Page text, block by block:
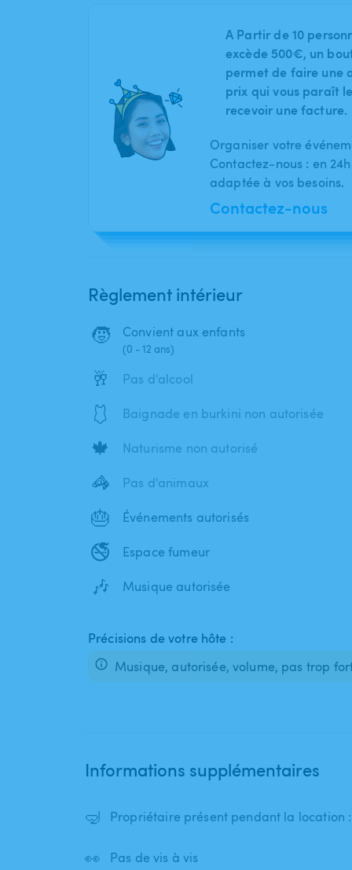
A Partir de 10
excède 500€, un
permet de faire une
prix qui vous paraît
recevoir une facture.
Organiser votre
Contactez-nous : en
adaptée à vos besoins.
Contactez-nous
Règlement intérieur
🧒 Convient aux enfants
(0 - 12 ans)
🥂 Pas d'alcool
🩱 Baignade en burkini non autorisée
🍁 Naturisme non autorisé
🦓 Pas d'animaux
🎂 Événements autorisés
🚭 Espace fumeur
🎶 Musique autorisée
Précisions de votre hôte :
Musique, autorisée, volume, pas trop
Informations supplémentaires
🤿 Propriétaire présent pendant la location
👀 Pas de vis à vis